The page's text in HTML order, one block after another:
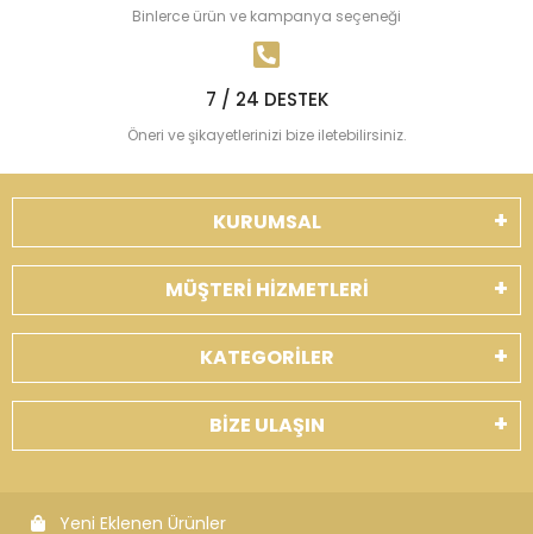
Binlerce ürün ve kampanya seçeneği
7 / 24 DESTEK
Öneri ve şikayetlerinizi bize iletebilirsiniz.
KURUMSAL
MÜŞTERİ HİZMETLERİ
KATEGORİLER
BİZE ULAŞIN
Yeni Eklenen Ürünler